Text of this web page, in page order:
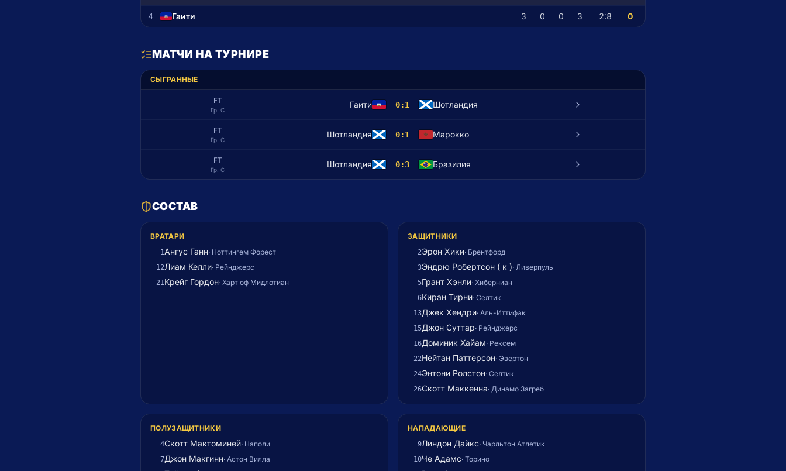
4 Гаити 3 0 0 3 2:8 0
МАТЧИ НА ТУРНИРЕ
СЫГРАННЫЕ
FT
Гр. C
Гаити 0:1 Шотландия
FT
Гр. C
Шотландия 0:1 Марокко
FT
Гр. C
Шотландия 0:3 Бразилия
СОСТАВ
ВРАТАРИ
1Ангус Ганн· Ноттингем Форест
12Лиам Келли· Рейнджерс
21Крейг Гордон· Харт оф Мидлотиан
ЗАЩИТНИКИ
2Эрон Хики· Брентфорд
3Эндрю Робертсон ( к )· Ливерпуль
5Грант Хэнли· Хиберниан
6Киран Тирни· Селтик
13Джек Хендри· Аль-Иттифак
15Джон Суттар· Рейнджерс
16Доминик Хайам· Рексем
22Нейтан Паттерсон· Эвертон
24Энтони Ролстон· Селтик
26Скотт Маккенна· Динамо Загреб
ПОЛУЗАЩИТНИКИ
4Скотт Мактоминей· Наполи
7Джон Макгинн· Астон Вилла
НАПАДАЮЩИЕ
9Линдон Дайкс· Чарльтон Атлетик
10Че Адамс· Торино